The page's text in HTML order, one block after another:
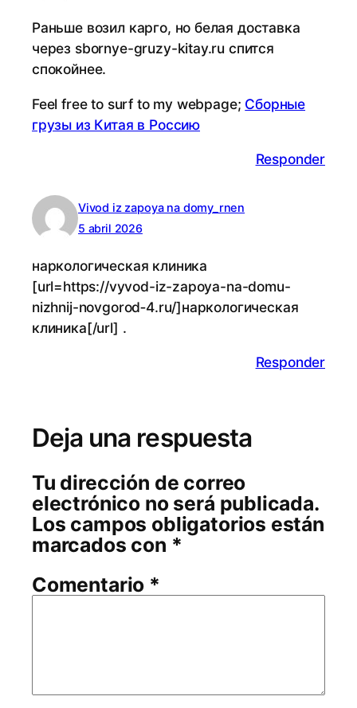
Раньше возил карго, но белая доставка
через sbornye-gruzy-kitay.ru спится
спокойнее.
Feel free to surf to my web­pa­ge; Сборные
грузы из Китая в Россию
Responder
Vivod iz zapoya na domy_rnen
5 abril 2026
наркологическая клиника
[url=https://vyvod-iz-zapoya-na-domu-
nizhnij-novgorod‑4.ru/]наркологическая
клиника[/url] .
Responder
Deja una respuesta
Tu dirección de correo
electrónico no será publicada.
Los campos obligatorios están
marcados con *
Comentario *